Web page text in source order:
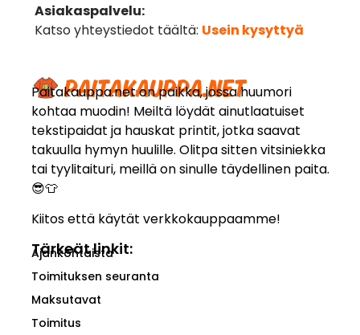
Paitakauppa.net on paikka, jossa huumori
kohtaa muodin! Meiltä löydät ainutlaatuiset
tekstipaidat ja hauskat printit, jotka saavat
takuulla hymyn huulille. Olitpa sitten vitsiniekka
tai tyylitaituri, meillä on sinulle täydellinen paita.
😎👕
Kiitos että käytät verkkokauppaamme!
Tärkeät linkit:
Ajankohtaista
Toimituksen seuranta
Maksutavat
Toimitus
Asiakaspalvelu:
Katso yhteystiedot täältä: Usein kysyttyä